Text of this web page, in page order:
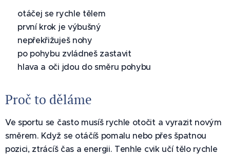
✅ otáčej se rychle tělem
✅ první krok je výbušný
✅ nepřekřižuješ nohy
✅ po pohybu zvládneš zastavit
✅ hlava a oči jdou do směru pohybu
Proč to děláme
Ve sportu se často musíš rychle otočit a vyrazit novým
směrem. Když se otáčíš pomalu nebo přes špatnou
pozici, ztrácíš čas a energii. Tenhle cvik učí tělo rychle